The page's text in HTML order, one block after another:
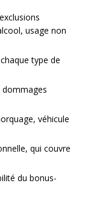
usage non
type de
dommages
véhicule
qui couvre
du bonus-